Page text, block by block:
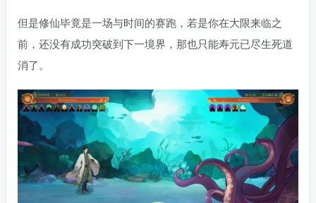
但是修仙毕竟是一场与时间的赛跑，若是你在大限来临之
前，还没有成功突破到下一境界，那也只能寿元已尽生死道
消了。